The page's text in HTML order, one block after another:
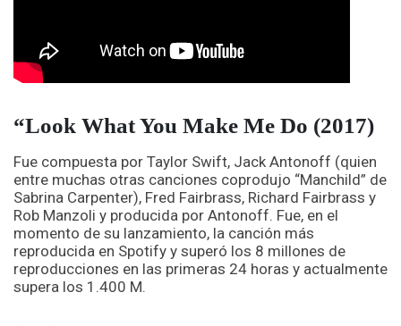
“Look What You Make Me Do (2017)
Fue compuesta por Taylor Swift, Jack Antonoff (quien
entre muchas otras canciones coprodujo “Manchild” de
Sabrina Carpenter), Fred Fairbrass, Richard Fairbrass y
Rob Manzoli y producida por Antonoff. Fue, en el
momento de su lanzamiento, la canción más
reproducida en Spotify y superó los 8 millones de
reproducciones en las primeras 24 horas y actualmente
supera los 1.400 M.